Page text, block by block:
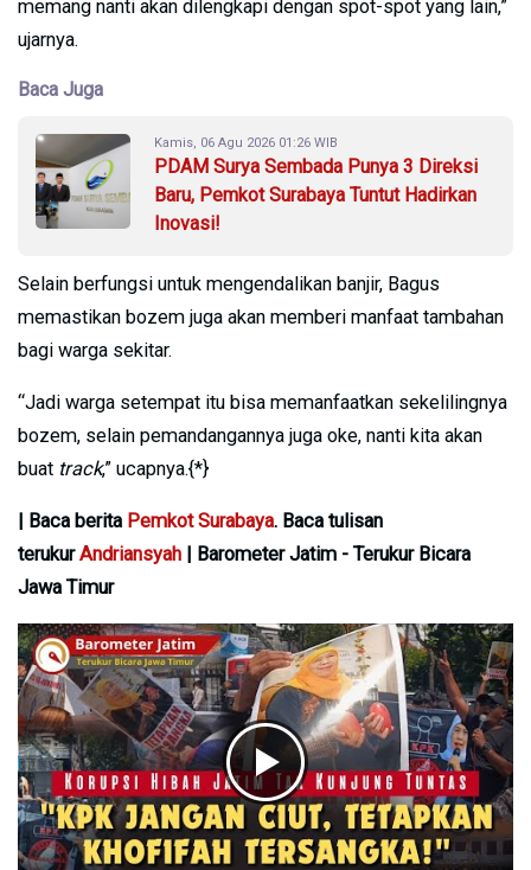
memang nanti akan dilengkapi dengan spot-spot yang lain,”
ujarnya.
Baca Juga
Kamis, 06 Agu 2026 01:26 WIB
PDAM Surya Sembada Punya 3 Direksi
Baru, Pemkot Surabaya Tuntut Hadirkan
Inovasi!
Selain berfungsi untuk mengendalikan banjir, Bagus
memastikan bozem juga akan memberi manfaat tambahan
bagi warga sekitar.
“Jadi warga setempat itu bisa memanfaatkan sekelilingnya
bozem, selain pemandangannya juga oke, nanti kita akan
buat track,” ucapnya.{*}
| Baca berita Pemkot Surabaya. Baca tulisan
terukurAndriansyah | Barometer Jatim - Terukur Bicara
Jawa Timur